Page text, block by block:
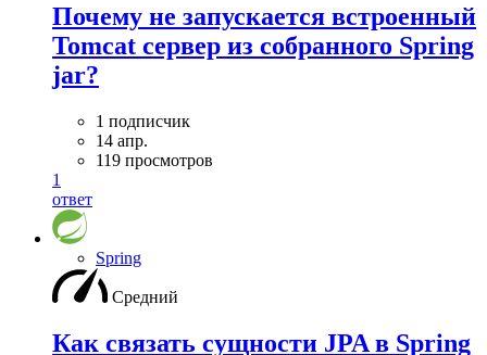
Почему не запускается встроенный
Tomcat сервер из собранного Spring
jar?
1 подписчик
14 апр.
119 просмотров
1
ответ
Spring
Средний
Как связать сущности JPA в Spring